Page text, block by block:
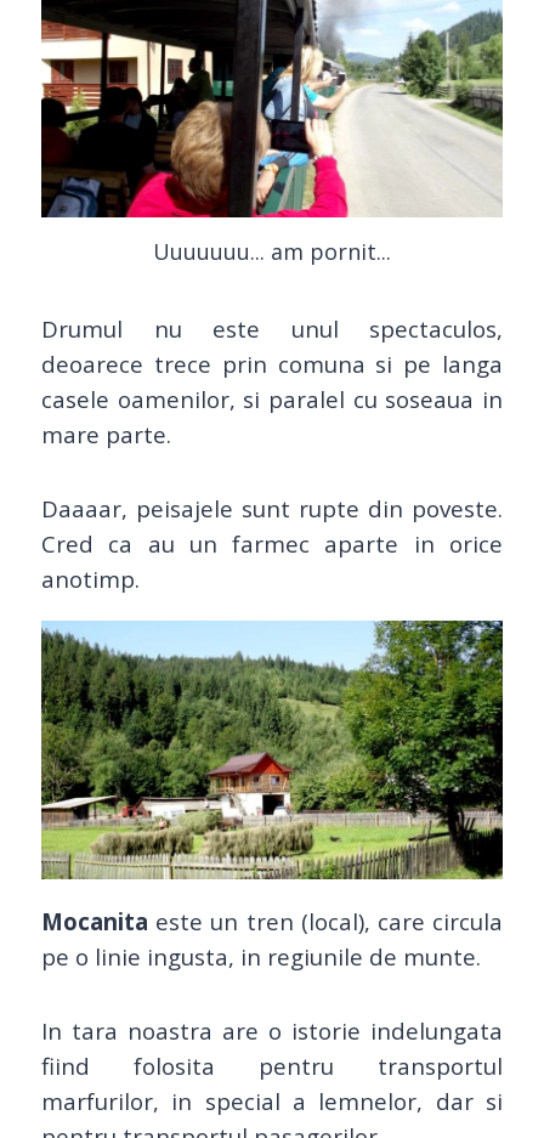
Uuuuuuu... am pornit...
Drumul nu este unul spectaculos,
deoarece trece prin comuna si pe langa
casele oamenilor, si paralel cu soseaua in
mare parte.
Daaaar, peisajele sunt rupte din poveste.
Cred ca au un farmec aparte in orice
anotimp.
Mocanita este un tren (local), care circula
pe o linie ingusta, in regiunile de munte.
In tara noastra are o istorie indelungata
fiind folosita pentru transportul
marfurilor, in special a lemnelor, dar si